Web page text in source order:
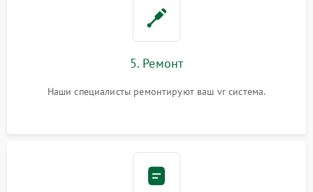
5. Ремонт
Наши специалисты ремонтируют ваш vr система.